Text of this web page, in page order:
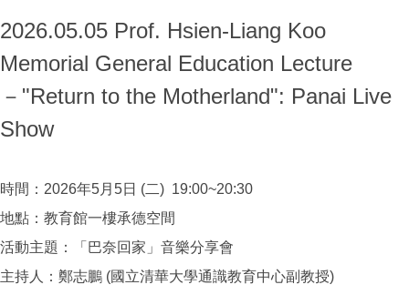
2026.05.05 Prof. Hsien-Liang Koo
Memorial General Education Lecture
－"Return to the Motherland": Panai Live
Show
時間：2026年5月5日 (二) 19:00~20:30
地點：教育館一樓承德空間
活動主題：「巴奈回家」音樂分享會
主持人：鄭志鵬 (國立清華大學通識教育中心副教授)